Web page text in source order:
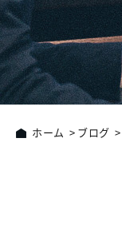
ホーム ブログ